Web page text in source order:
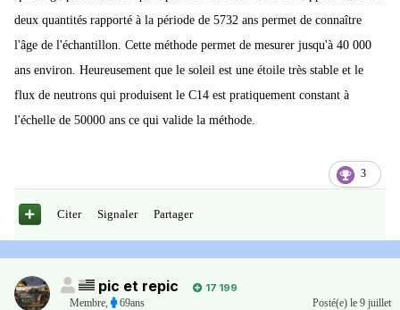
deux quantités rapporté à la période de 5732 ans permet de connaître
l'âge de l'échantillon. Cette méthode permet de mesurer jusqu'à 40 000
ans environ. Heureusement que le soleil est une étoile très stable et le
flux de neutrons qui produisent le C14 est pratiquement constant à
l'échelle de 50000 ans ce qui valide la méthode.
3
Citer Signaler Partager
pic et repic
17 199
Membre
69ans Posté(e) le 9 juillet